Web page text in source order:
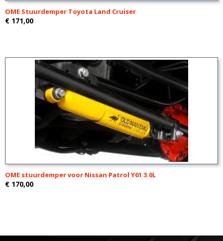
OME Stuurdemper Toyota Land Cruiser
€ 171,00
OME stuurdemper voor Nissan Patrol Y61 3.0L
€ 170,00